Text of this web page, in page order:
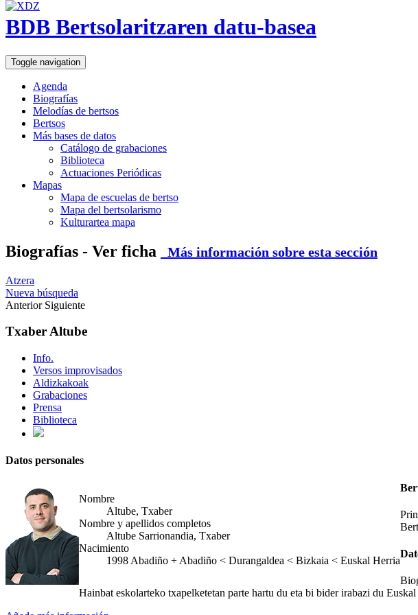
BDB Bertsolaritzaren datu-basea
Toggle navigation
Agenda
Biografías
Melodías de bertsos
Bertsos
Más bases de datos
Catálogo de grabaciones
Biblioteca
Actuaciones Periódicas
Mapas
Mapa de escuelas de bertso
Mapa del bertsolarismo
Kulturartea mapa
Biografías - Ver ficha Más información sobre esta sección
Atzera
Nueva búsqueda
Anterior Siguiente
Txaber Altube
Info.
Versos improvisados
Aldizkakoak
Grabaciones
Prensa
Biblioteca
Datos personales
Nombre
Altube, Txaber
Nombre y apellidos completos
Altube Sarrionandia, Txaber
Nacimiento
1998 Abadiño + Abadiño < Durangaldea < Bizkaia < Euskal Herria
Hainbat eskolarteko txapelketetan parte hartu du eta bi bider irabazi du